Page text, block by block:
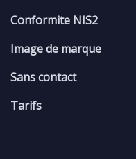
Conformite NIS2
Image de marque
Sans contact
Tarifs